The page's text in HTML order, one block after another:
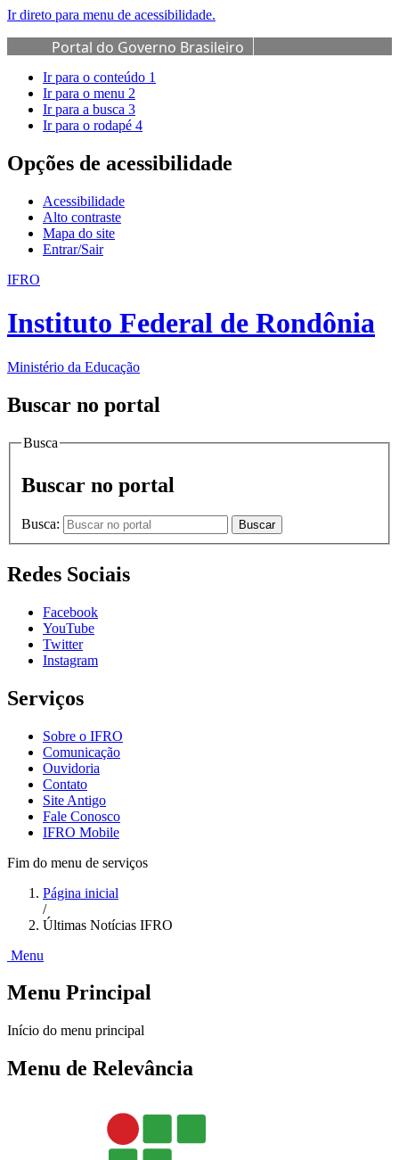
Ir direto para menu de acessibilidade.
Portal do Governo Brasileiro
Ir para o conteúdo 1
Ir para o menu 2
Ir para a busca 3
Ir para o rodapé 4
Opções de acessibilidade
Acessibilidade
Alto contraste
Mapa do site
Entrar/Sair
IFRO
Instituto Federal de Rondônia
Ministério da Educação
Buscar no portal
Busca
Buscar no portal
Busca: Buscar
Redes Sociais
Facebook
YouTube
Twitter
Instagram
Serviços
Sobre o IFRO
Comunicação
Ouvidoria
Contato
Site Antigo
Fale Conosco
IFRO Mobile
Fim do menu de serviços
Página inicial
/
Últimas Notícias IFRO
Menu
Menu Principal
Início do menu principal
Menu de Relevância